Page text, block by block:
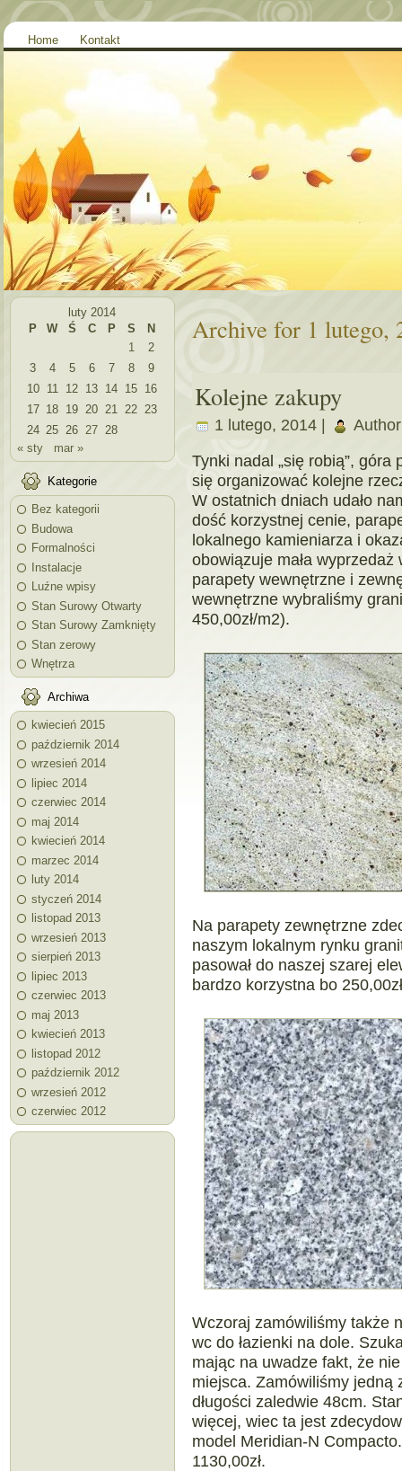
Home Kontakt
luty 2014
P
W Ś C P S
N
1
2
3
4 5 6 7 8
9
10 11 12 13 14 15 16
17 18 19 20 21 22 23
24 25 26 27 28
« sty
mar »
Kategorie
Bez kategorii
Budowa
Formalności
Instalacje
Luźne wpisy
Stan Surowy Otwarty
Stan Surowy Zamknięty
Stan zerowy
Wnętrza
Archiwa
kwiecień 2015
październik 2014
wrzesień 2014
lipiec 2014
czerwiec 2014
maj 2014
kwiecień 2014
marzec 2014
luty 2014
styczeń 2014
listopad 2013
wrzesień 2013
sierpień 2013
lipiec 2013
czerwiec 2013
maj 2013
kwiecień 2013
listopad 2012
październik 2012
wrzesień 2012
czerwiec 2012
Archive for 1 lutego,
Kolejne zakupy
1 lutego, 2014 |
Tynki nadal „się robią”,
się organizować kolejne
W ostatnich dniach udało
dość korzystnej cenie,
lokalnego kamieniarza i
obowiązuje mała
parapety wewnętrzne i
wewnętrzne wybraliśmy
450,00zł/m2).
Na parapety zewnętrzne
naszym lokalnym rynku
pasował do naszej szarej
bardzo korzystna bo
Wczoraj zamówiliśmy także
wc do łazienki na dole.
mając na uwadze fakt, że
miejsca. Zamówiliśmy jedną
długości zaledwie 48cm.
więcej, wiec ta jest
model Meridian-N
1130,00zł.